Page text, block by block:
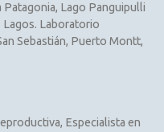
Patagonia, Lago Panguipulli
Laboratorio
Sebastián, Puerto Montt,
Especialista en